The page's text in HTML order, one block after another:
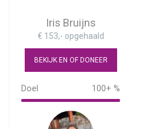
Iris Bruijns
€ 153,- opgehaald
BEKIJK EN OF DONEER
Doel 100+ %
153%